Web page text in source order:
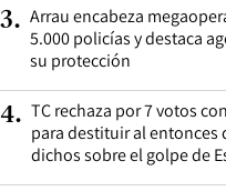
3. Arrau encabeza
5.000 policías y destaca
su protección
4. TC rechaza por 7 votos
para destituir al entonces
dichos sobre el golpe de